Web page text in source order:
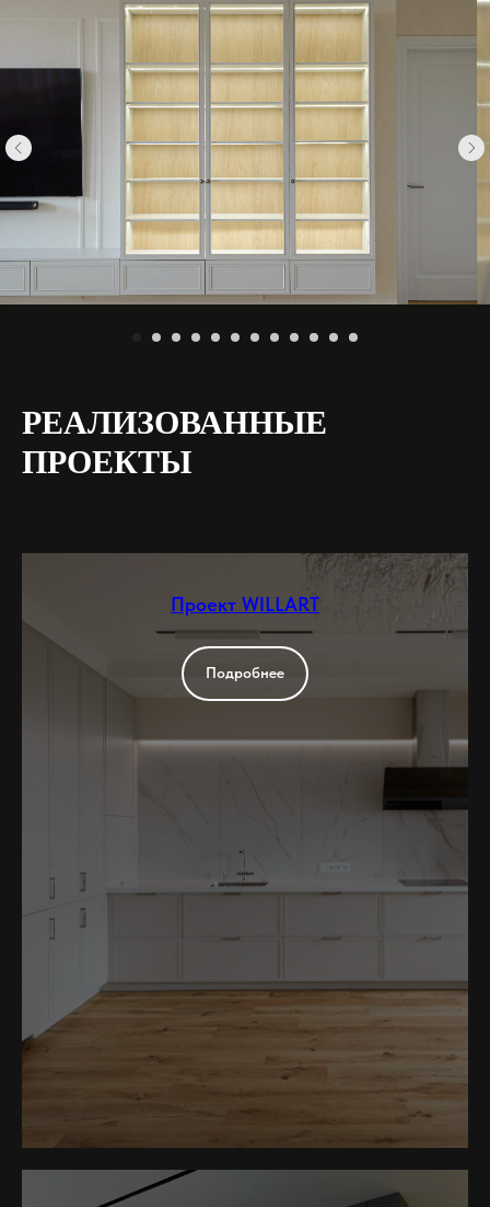
РЕАЛИЗОВАННЫЕ
ПРОЕКТЫ
Проект WILLART
Подробнее